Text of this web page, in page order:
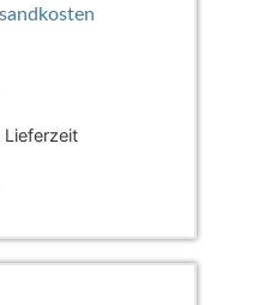
Lieferzeit